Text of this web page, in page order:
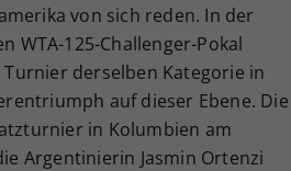
von sich reden. In der
WTA-125-Challenger-Pokal
derselben Kategorie in
auf dieser Ebene. Die
in Kolumbien am
Argentinierin Jasmin Ortenzi